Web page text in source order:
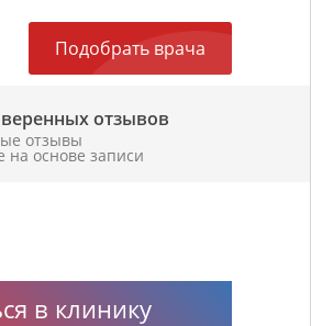
Подобрать врача
отзывов
отзывы
на основе записи
в клинику